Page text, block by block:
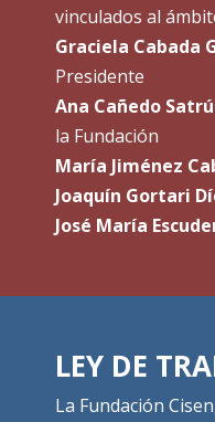
vinculados al
Graciela Cabada
Presidente
Ana Cañedo
la Fundación
María Jiménez
Joaquín Gortari
José María
LEY DE
La Fundación